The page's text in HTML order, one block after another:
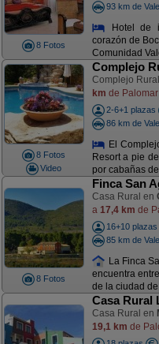
8 Fotos
93 km de
Hotel de
corazón de
Comunidad
8 Fotos
Video
Complejo
Complejo
km de
2-6+1 plazas
86 km de
El
Resort a pie
por cabañas
8 Fotos
Finca San
Casa Rural en
a 17,4 km de
16+10 plazas
85 km de
La Finca
encuentra
de la ciudad
Casa Rural
Casa Rural en
19,1 km de